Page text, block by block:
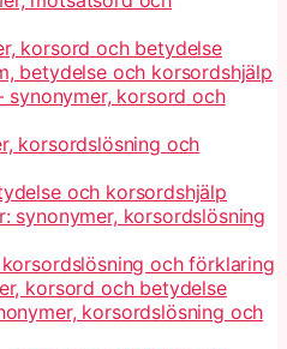
korsord och betydelse
betydelse och korsordshjälp
synonymer, korsord och
korsordslösning och
och korsordshjälp
synonymer, korsordslösning
och förklaring
korsord och betydelse
korsordslösning och